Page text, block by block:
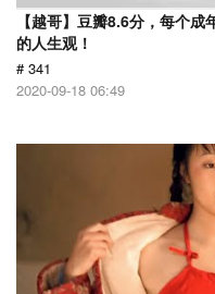
【越哥】豆瓣8.6分，每个
的人生观！
# 341
2020-09-18 06:49